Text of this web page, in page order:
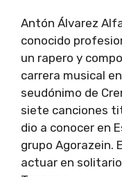
Antón Álvarez
conocido
un rapero y
carrera musical
seudónimo de
siete canciones
dio a conocer en
grupo Agorazein.
actuar en